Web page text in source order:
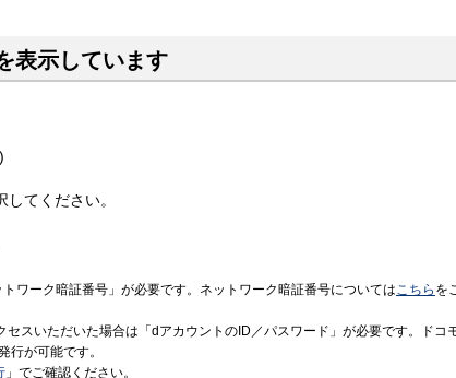
表示しています
てください。
ワーク暗証番号」が必要です。ネットワーク暗証番号についてはこちら を
スいただいた場合は「dアカウントのID／パスワード」が必要です。ドコ
行が可能です。
」でご確認ください。